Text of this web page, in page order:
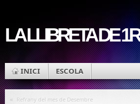
LA LLIBRETA DE 1R
INICI ESCOLA
« Refrany del mes de Desembre